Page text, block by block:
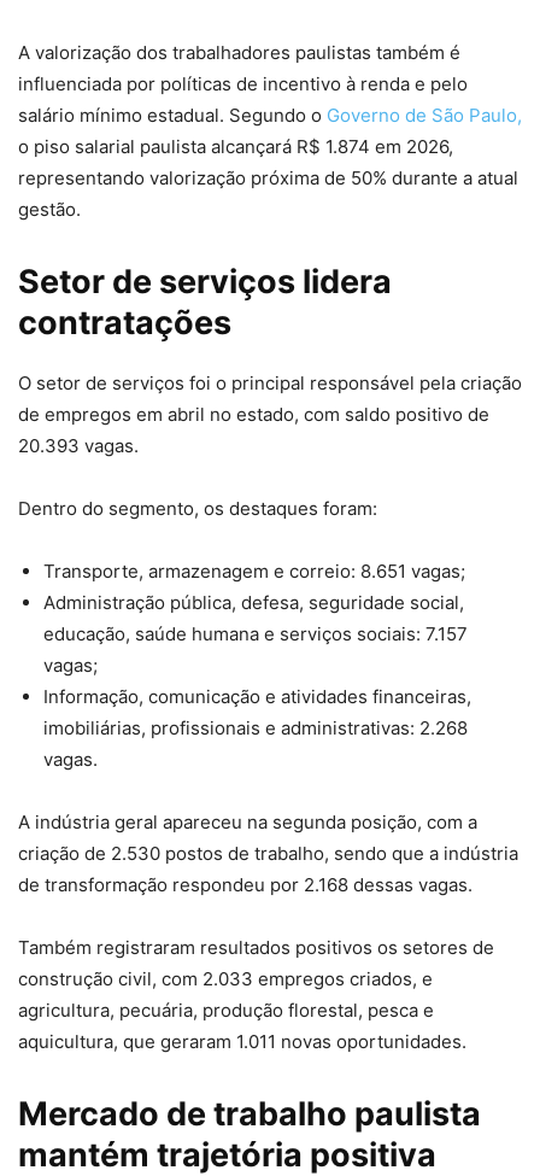
A valorização dos trabalhadores paulistas também é
influenciada por políticas de incentivo à renda e pelo
salário mínimo estadual. Segundo o Governo de São Paulo,
o piso salarial paulista alcançará R$ 1.874 em 2026,
representando valorização próxima de 50% durante a atual
gestão.
Setor de serviços lidera
contratações
O setor de serviços foi o principal responsável pela criação
de empregos em abril no estado, com saldo positivo de
20.393 vagas.
Dentro do segmento, os destaques foram:
Transporte, armazenagem e correio: 8.651 vagas;
Administração pública, defesa, seguridade social,
educação, saúde humana e serviços sociais: 7.157
vagas;
Informação, comunicação e atividades financeiras,
imobiliárias, profissionais e administrativas: 2.268
vagas.
A indústria geral apareceu na segunda posição, com a
criação de 2.530 postos de trabalho, sendo que a indústria
de transformação respondeu por 2.168 dessas vagas.
Também registraram resultados positivos os setores de
construção civil, com 2.033 empregos criados, e
agricultura, pecuária, produção florestal, pesca e
aquicultura, que geraram 1.011 novas oportunidades.
Mercado de trabalho paulista
mantém trajetória positiva